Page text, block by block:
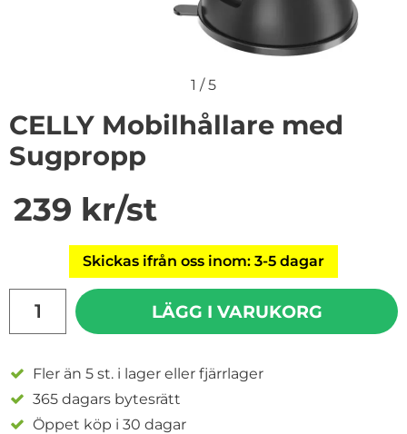
1 /5
CELLY Mobilhållare med
Sugpropp
pris
239 kr/st
Skickas ifrån oss inom: 3-5 dagar
LÄGG I VARUKORG
Fler än 5 st. i lager eller fjärrlager
365 dagars bytesrätt
Öppet köp i 30 dagar